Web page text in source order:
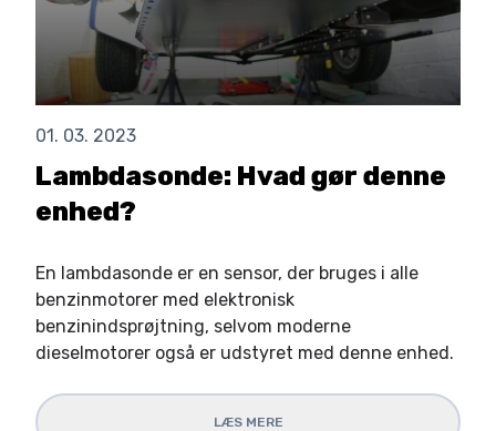
01. 03. 2023
Lambdasonde: Hvad gør denne
enhed?
En lambdasonde er en sensor, der bruges i alle
benzinmotorer med elektronisk
benzinindsprøjtning, selvom moderne
dieselmotorer også er udstyret med denne enhed.
LÆS MERE